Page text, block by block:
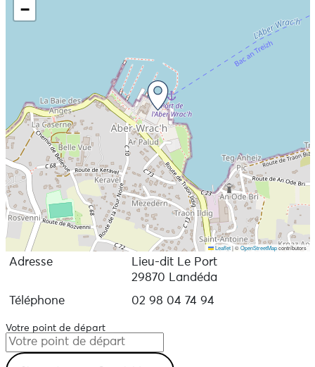
−
Leaflet |©OpenStreetMapcontributors
Adresse
Lieu-dit Le Port
29870 Landéda
Téléphone
02 98 04 74 94
Votre point de départ